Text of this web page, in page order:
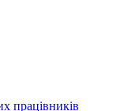
працівників